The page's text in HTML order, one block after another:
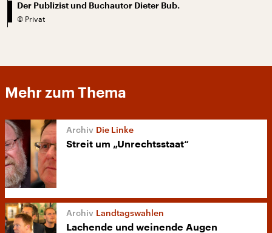
Der Publizist und Buchautor Dieter Bub.
© Privat
Mehr zum Thema
Die Linke
Streit um „Unrechtsstaat“
Landtagswahlen
Lachende und weinende Augen